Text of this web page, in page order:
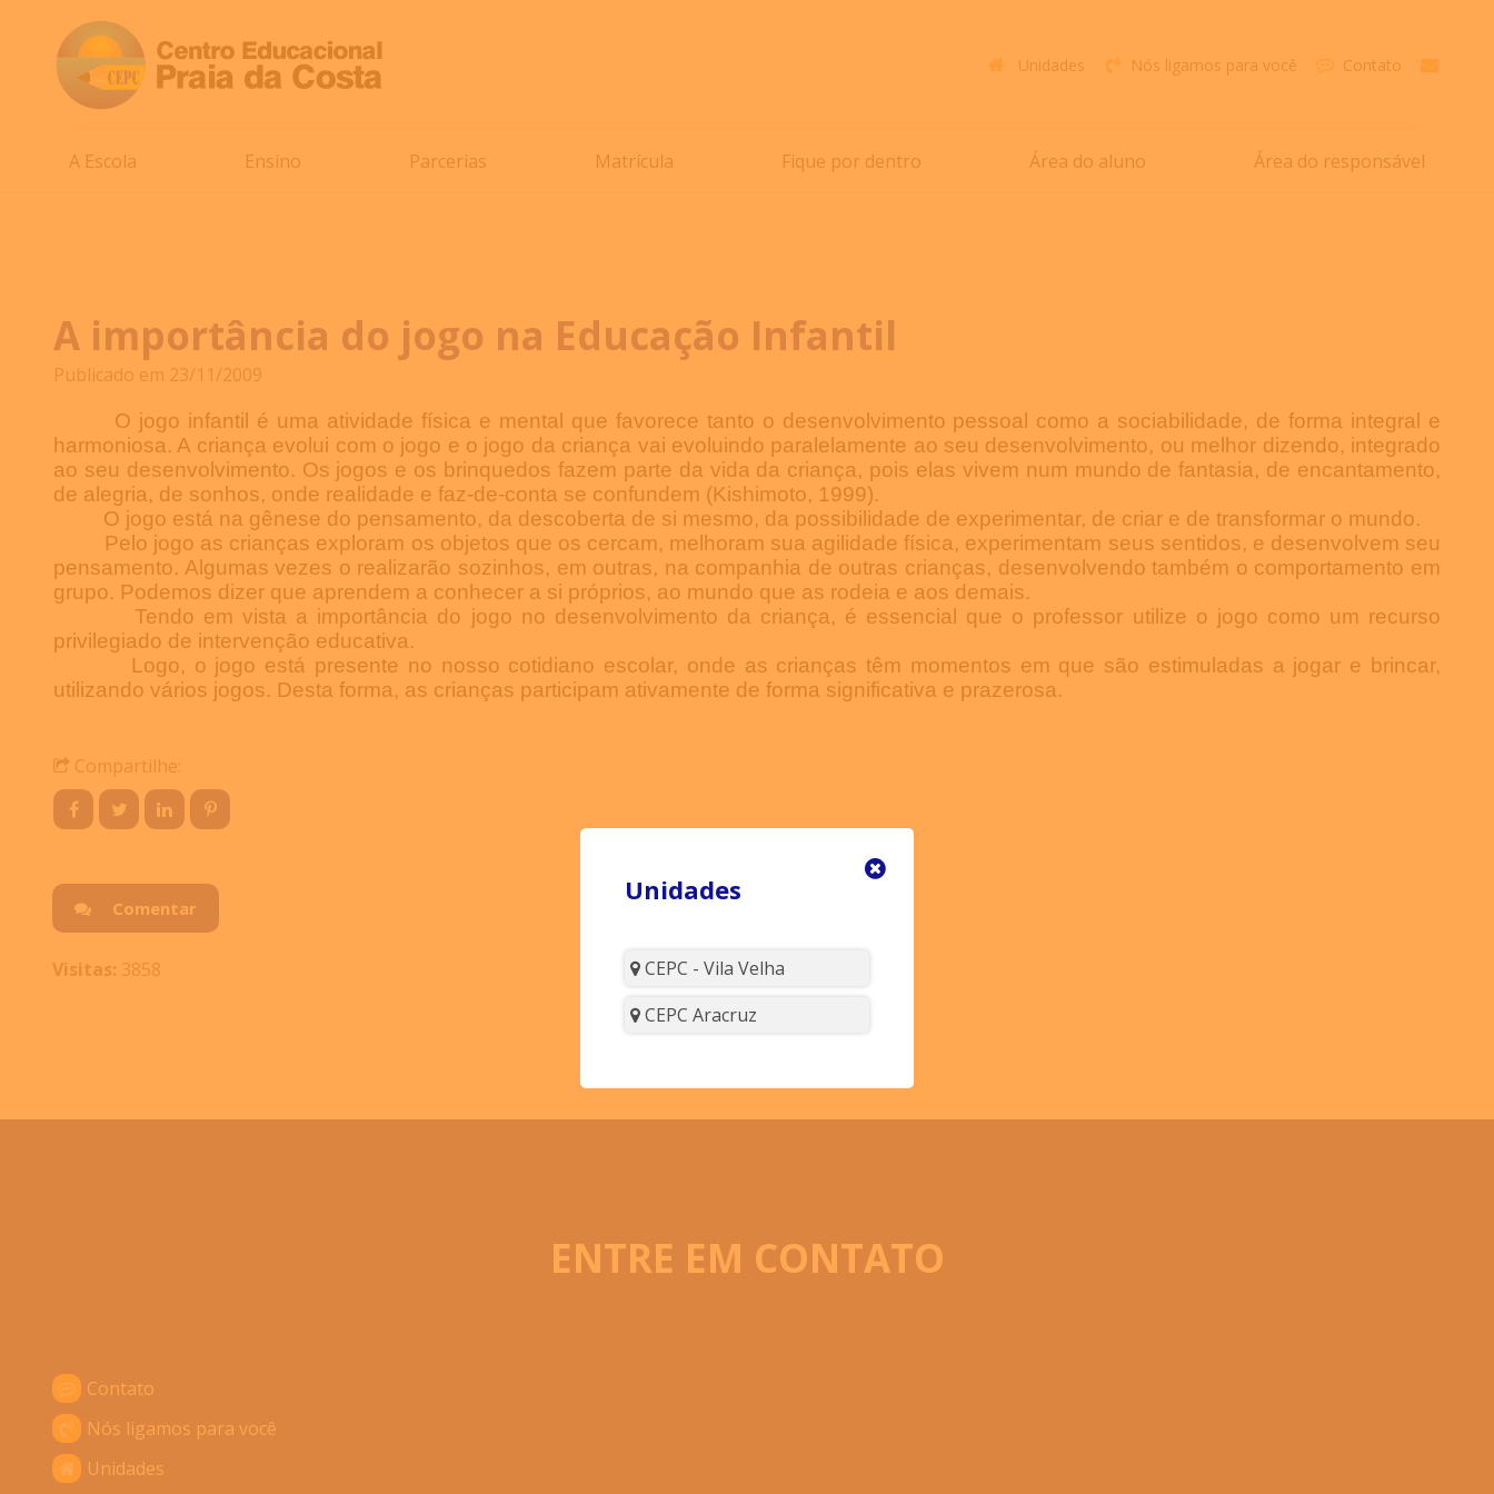
Unidades Nós ligamos para você Contato
A Escola Ensino Parcerias Matrícula Fique por dentro Área do aluno Área do responsável
A importância do jogo na Educação Infantil
Publicado em 23/11/2009
O jogo infantil é uma atividade física e mental que favorece tanto o desenvolvimento pessoal como a sociabilidade, de forma integral e
harmoniosa. A criança evolui com o jogo e o jogo da criança vai evoluindo paralelamente ao seu desenvolvimento, ou melhor dizendo, integrado
ao seu desenvolvimento. Os jogos e os brinquedos fazem parte da vida da criança, pois elas vivem num mundo de fantasia, de encantamento,
de alegria, de sonhos, onde realidade e faz-de-conta se confundem (Kishimoto, 1999).
O jogo está na gênese do pensamento, da descoberta de si mesmo, da possibilidade de experimentar, de criar e de transformar o mundo.
Pelo jogo as crianças exploram os objetos que os cercam, melhoram sua agilidade física, experimentam seus sentidos, e desenvolvem seu
pensamento. Algumas vezes o realizarão sozinhos, em outras, na companhia de outras crianças, desenvolvendo também o comportamento em
grupo. Podemos dizer que aprendem a conhecer a si próprios, ao mundo que as rodeia e aos demais.
Tendo em vista a importância do jogo no desenvolvimento da criança, é essencial que o professor utilize o jogo como um recurso
privilegiado de intervenção educativa.
Logo, o jogo está presente no nosso cotidiano escolar, onde as crianças têm momentos em que são estimuladas a jogar e brincar,
utilizando vários jogos. Desta forma, as crianças participam ativamente de forma significativa e prazerosa.
Compartilhe:
Comentar
Visitas: 3858
ENTRE EM CONTATO
Contato
Nós ligamos para você
Unidades
Unidades
CEPC - Vila Velha
CEPC Aracruz